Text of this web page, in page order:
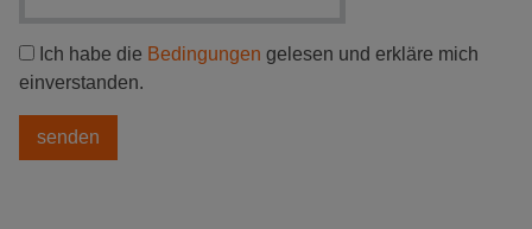
Ich habe die Bedingungen gelesen und erkläre mich
einverstanden.